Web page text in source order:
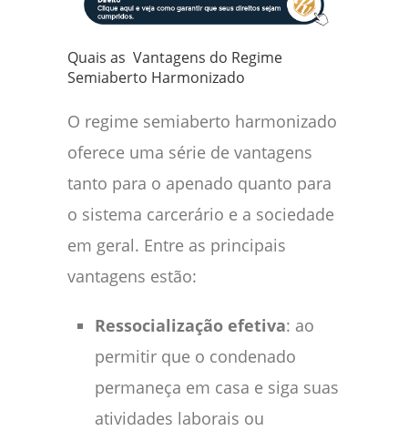
Quais as Vantagens do Regime
Semiaberto Harmonizado
O regime semiaberto harmonizado
oferece uma série de vantagens
tanto para o apenado quanto para
o sistema carcerário e a sociedade
em geral. Entre as principais
vantagens estão:
Ressocialização efetiva: ao
permitir que o condenado
permaneça em casa e siga suas
atividades laborais ou